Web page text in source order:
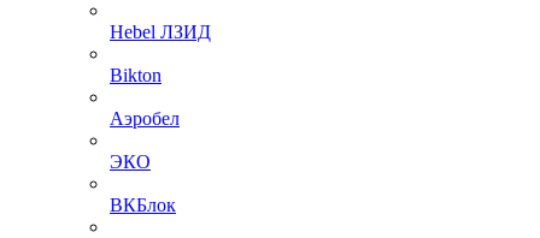
Hebel ЛЗИД
Bikton
Аэробел
ЭКО
ВКБлок